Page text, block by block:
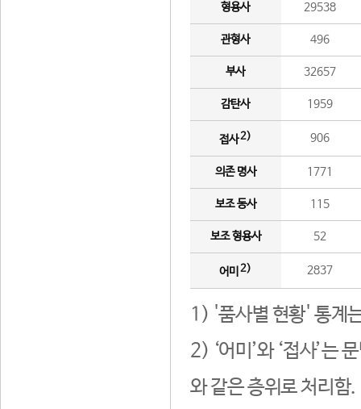
형용사 29538
관형사 496
부사 32657
감탄사 1959
접사2) 906
의존 명사 1771
보조 동사 115
보조 형용사 52
어미 2) 2837
1) '품사별 현황' 통계
2) ‘어미’와 ‘접사’는
와 같은 층위로 처리함.